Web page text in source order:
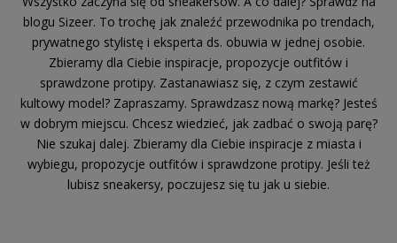
blogu Sizeer. To trochę jak znaleźć przewodnika po trendach,
prywatnego stylistę i eksperta ds. obuwia w jednej osobie.
Zbieramy dla Ciebie inspiracje, propozycje outfitów i
sprawdzone protipy. Zastanawiasz się, z czym zestawić
kultowy model? Zapraszamy. Sprawdzasz nową markę? Jesteś
w dobrym miejscu. Chcesz wiedzieć, jak zadbać o swoją parę?
Nie szukaj dalej. Zbieramy dla Ciebie inspiracje z miasta i
wybiegu, propozycje outfitów i sprawdzone protipy. Jeśli też
lubisz sneakersy, poczujesz się tu jak u siebie.